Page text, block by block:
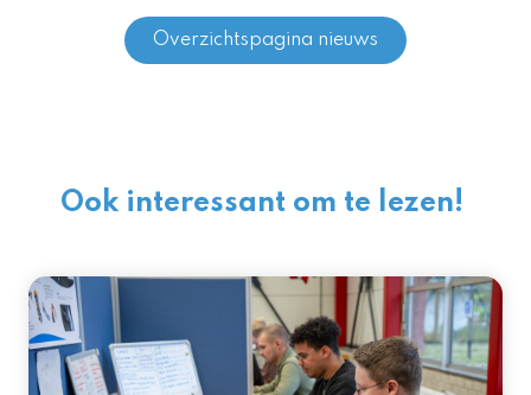
Overzichtspagina nieuws
Ook interessant om te lezen!